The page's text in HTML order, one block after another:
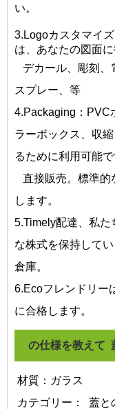
い。
3.Logoカスタマイ
は、あなたの図面
デカール、彫刻、
スプレー、等
4.Packaging：PVC
ラーボックス、収
るために利用可能
直接販売。標準的
します。
5.Timely配達、私た
な株式を保持して
倉庫。
6.Ecoフレンドリー
に合格します。
の仕様を教えて
材質：ガラス
カテゴリー：
蓋と